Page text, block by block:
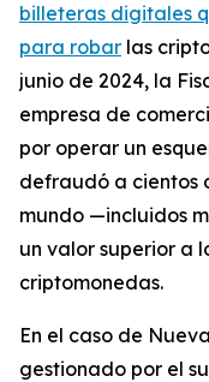
billeteras digitales
para robar las
junio de 2024, la
empresa de
por operar un
defraudó a cientos
mundo —incluidos
un valor superior a
criptomonedas.
En el caso de
gestionado por el